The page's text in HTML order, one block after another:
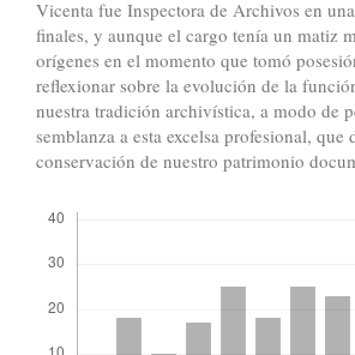
Vicenta fue Inspectora de Archivos en una
finales, y aunque el cargo tenía un matiz
orígenes en el momento que tomó
reflexionar sobre la evolución de la
nuestra tradición archivística, a modo de
semblanza a esta excelsa profesional,
conservación de nuestro patrimonio